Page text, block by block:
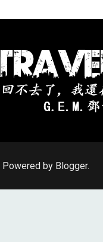
Powered by Blogger.